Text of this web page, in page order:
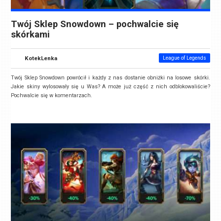
Twój Sklep Snowdown – pochwalcie się
skórkami
KotekLenka League of Legends
Twój Sklep Snowdown powrócił i każdy z nas dostanie obniżki na losowe skórki.
Jakie skiny wylosowały się u Was? A może już część z nich odblokowaliście?
Pochwalcie się w komentarzach.